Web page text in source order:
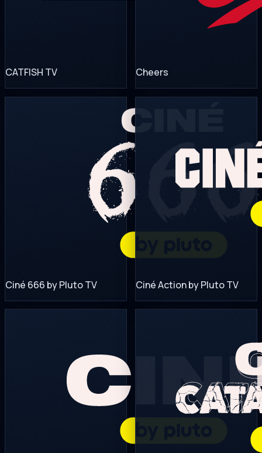
CATFISH TV Cheers
Ciné 666 by Pluto TV Ciné Action by Pluto TV